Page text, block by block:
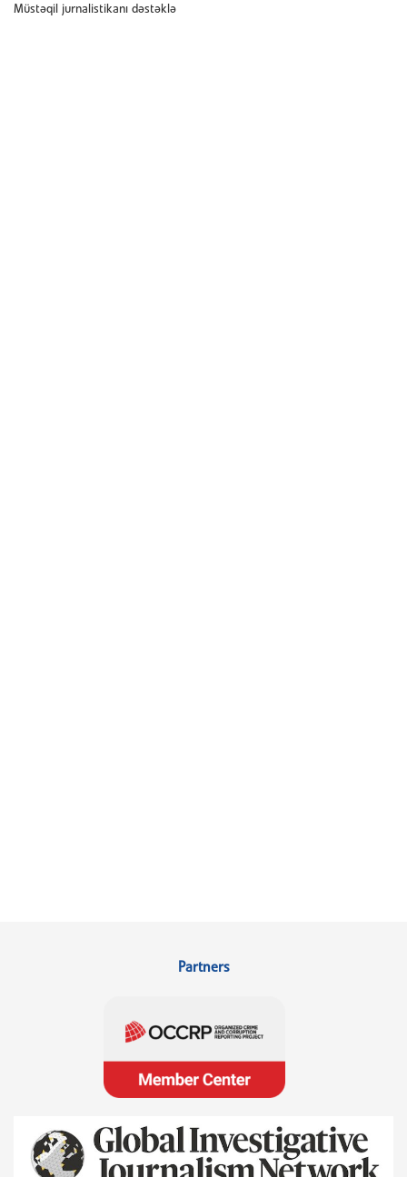
Müstəqil jurnalistikanı dəstəklə
Partners